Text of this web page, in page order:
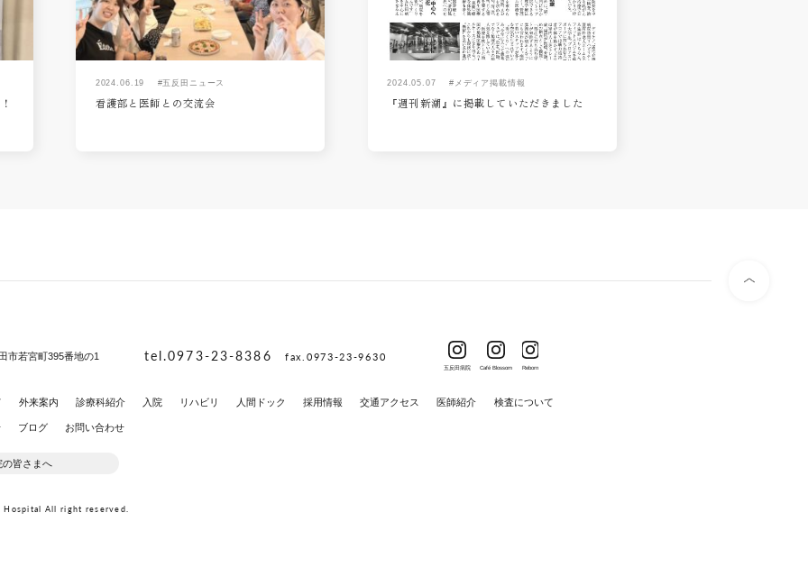
2024.06.19 #五反田ニュース
看護部と医師との交流会
2024.05.07 #メディア掲載情報
『週刊新潮』に掲載していただきました
市若宮町395番地の1 tel.0973-23-8386 fax.0973-23-9630
五反田病院 Café Blossom Reborn
外来案内 診療科紹介 入院 リハビリ 人間ドック 採用情報 交通アクセス 医師紹介 検査について
ブログ お問い合わせ
の皆さまへ
Hospital All right reserved.